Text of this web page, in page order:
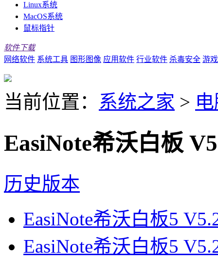
Linux系统
MacOS系统
鼠标指针
软件下载
网络软件 系统工具 图形图像 应用软件 行业软件 杀毒安全 游
当前位置： 系统之家 >
EasiNote希沃白板
历史版本
EasiNote希沃白板5
EasiNote希沃白板5